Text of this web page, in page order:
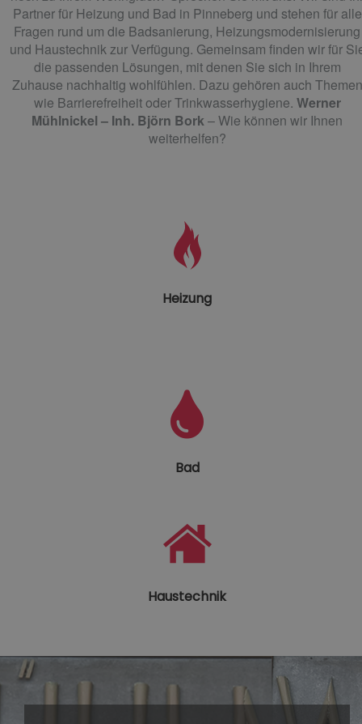
Partner für Heizung und Bad in Pinneberg und stehen für alle
Fragen rund um die Badsanierung, Heizungsmodernisierung
und Haustechnik zur Verfügung. Gemeinsam finden wir für
die passenden Lösungen, mit denen Sie sich in Ihrem
Zuhause nachhaltig wohlfühlen. Dazu gehören auch Themen
wie Barrierefreiheit oder Trinkwasserhygiene. Werner
Mühlnickel – Inh. Björn Bork –Wie können wir Ihnen
weiterhelfen?
Heizung
Bad
Haustechnik